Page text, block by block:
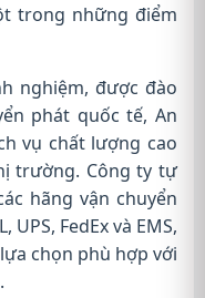
trong những điểm
nghiệm, được đào
phát quốc tế, An
vụ chất lượng cao
trường. Công ty tự
hãng vận chuyển
FedEx và EMS,
chọn phù hợp với